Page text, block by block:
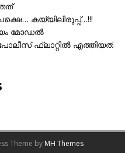
കയ്യിലിരുപ്പ്…!!!
മോഡല്‍
ഫ്ലാറ്റിൽ എത്തിയത്
Theme by MH Themes